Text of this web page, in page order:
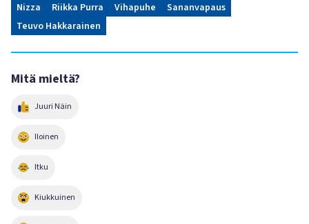
Nizza Riikka Purra Vihapuhe
Sananvapaus
Teuvo Hakkarainen
Mitä mieltä?
Juuri Näin
Iloinen
Itku
Kiukkuinen